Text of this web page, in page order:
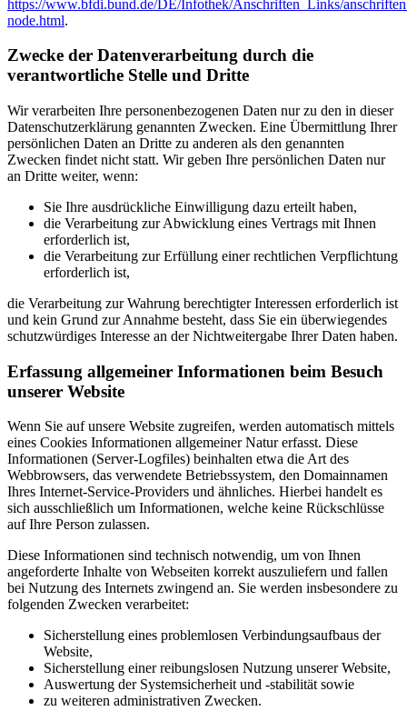
https://www.bfdi.bund.de/DE/Infothek/Anschriften_Links/
node.html.
Zwecke der Datenverarbeitung durch die
verantwortliche Stelle und Dritte
Wir verarbeiten Ihre personenbezogenen Daten nur zu den in dieser
Datenschutzerklärung genannten Zwecken. Eine Übermittlung Ihrer
persönlichen Daten an Dritte zu anderen als den genannten
Zwecken findet nicht statt. Wir geben Ihre persönlichen Daten nur
an Dritte weiter, wenn:
Sie Ihre ausdrückliche Einwilligung dazu erteilt haben,
die Verarbeitung zur Abwicklung eines Vertrags mit Ihnen
erforderlich ist,
die Verarbeitung zur Erfüllung einer rechtlichen Verpflichtung
erforderlich ist,
die Verarbeitung zur Wahrung berechtigter Interessen erforderlich ist
und kein Grund zur Annahme besteht, dass Sie ein überwiegendes
schutzwürdiges Interesse an der Nichtweitergabe Ihrer Daten haben.
Erfassung allgemeiner Informationen beim Besuch
unserer Website
Wenn Sie auf unsere Website zugreifen, werden automatisch mittels
eines Cookies Informationen allgemeiner Natur erfasst. Diese
Informationen (Server-Logfiles) beinhalten etwa die Art des
Webbrowsers, das verwendete Betriebssystem, den Domainnamen
Ihres Internet-Service-Providers und ähnliches. Hierbei handelt es
sich ausschließlich um Informationen, welche keine Rückschlüsse
auf Ihre Person zulassen.
Diese Informationen sind technisch notwendig, um von Ihnen
angeforderte Inhalte von Webseiten korrekt auszuliefern und fallen
bei Nutzung des Internets zwingend an. Sie werden insbesondere zu
folgenden Zwecken verarbeitet:
Sicherstellung eines problemlosen Verbindungsaufbaus der
Website,
Sicherstellung einer reibungslosen Nutzung unserer Website,
Auswertung der Systemsicherheit und -stabilität sowie
zu weiteren administrativen Zwecken.